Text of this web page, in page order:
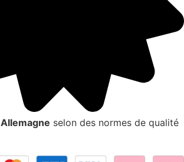
selon des normes de qualité